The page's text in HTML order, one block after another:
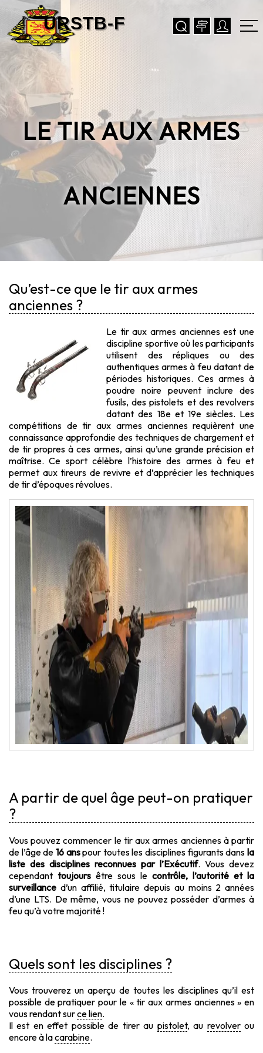
LE TIR AUX ARMES
ANCIENNES
Qu’est-ce que le tir aux armes
anciennes ?
Le tir aux armes anciennes est une
discipline sportive où les participants
utilisent des répliques ou des
authentiques armes à feu datant de
périodes historiques. Ces armes à
poudre noire peuvent inclure des
fusils, des pistolets et des revolvers
datant des 18e et 19e siècles. Les
compétitions de tir aux armes anciennes requièrent une
connaissance approfondie des techniques de chargement et
de tir propres à ces armes, ainsi qu’une grande précision et
maîtrise. Ce sport célèbre l’histoire des armes à feu et
permet aux tireurs de revivre et d’apprécier les techniques
de tir d’époques révolues.
A partir de quel âge peut-on pratiquer
?
Vous pouvez commencer le tir aux armes anciennes à partir
de l’âge de 16 anspour toutes les disciplines figurants dansla
liste des disciplines reconnues par l’Exécutif. Vous devez
cependant toujours être sous le contrôle, l’autorité et la
surveillance d’un affilié, titulaire depuis au moins 2 années
d’une LTS. De même, vous ne pouvez posséder d’armes à
feu qu’à votre majorité !
Quels sont les disciplines ?
Vous trouverez un aperçu de toutes les disciplines qu’il est
possible de pratiquer pour le « tir aux armes anciennes » en
vous rendant surce lien.
Il est en effet possible de tirer au pistolet, au revolverou
encore à lacarabine.